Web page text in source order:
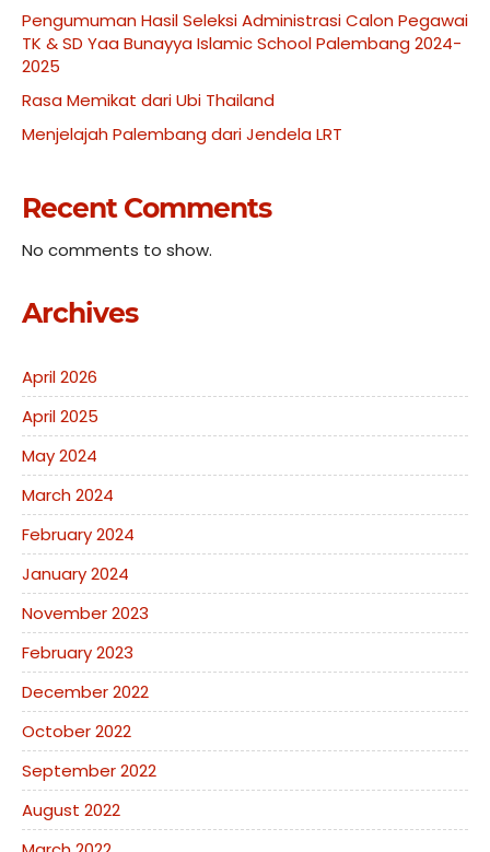
Pengumuman Hasil Seleksi Administrasi Calon Pegawai
TK & SD Yaa Bunayya Islamic School Palembang 2024-
2025
Rasa Memikat dari Ubi Thailand
Menjelajah Palembang dari Jendela LRT
Recent Comments
No comments to show.
Archives
April 2026
April 2025
May 2024
March 2024
February 2024
January 2024
November 2023
February 2023
December 2022
October 2022
September 2022
August 2022